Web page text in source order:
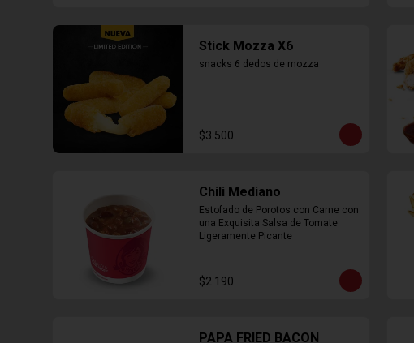
Stick Mozza X6
snacks 6 dedos de mozza
$3.500
Chili Mediano
Estofado de Porotos con Carne con
una Exquisita Salsa de Tomate
Ligeramente Picante
$2.190
PAPA FRIED BACON